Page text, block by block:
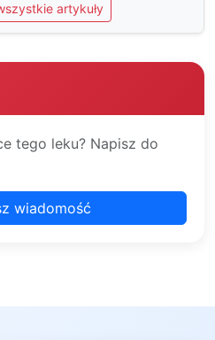
artykuły
tego leku? Napisz do
wiadomość